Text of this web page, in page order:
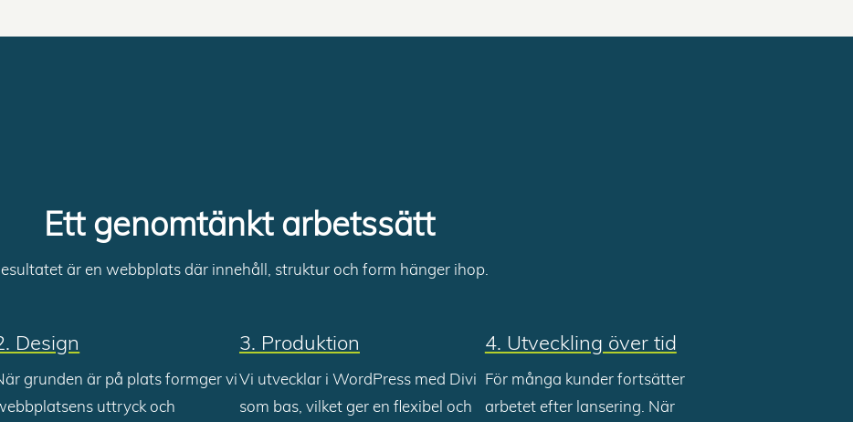
Ett genomtänkt arbetssätt
är en webbplats där innehåll, struktur och form hänger ihop.
Design
grunden är på plats formger vi
uttryck och
3. Produktion
Vi utvecklar i WordPress med Divi
som bas, vilket ger en flexibel och
4. Utveckling över tid
För många kunder fortsätter
arbetet efter lansering. När